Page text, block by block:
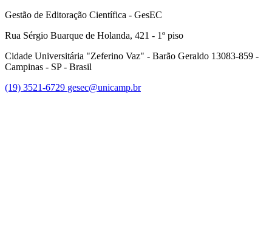
Gestão de Editoração Científica - GesEC
Rua Sérgio Buarque de Holanda, 421 - 1º piso
Cidade Universitária "Zeferino Vaz" - Barão Geraldo 13083-859 -
Campinas - SP - Brasil
(19) 3521-6729 gesec@unicamp.br